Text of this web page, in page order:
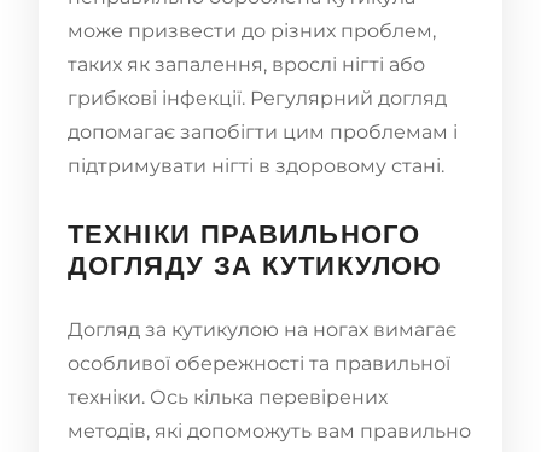
може призвести до різних проблем,
таких як запалення, врослі нігті або
грибкові інфекції. Регулярний догляд
допомагає запобігти цим проблемам і
підтримувати нігті в здоровому стані.
ТЕХНІКИ ПРАВИЛЬНОГО
ДОГЛЯДУ ЗА КУТИКУЛОЮ
Догляд за кутикулою на ногах вимагає
особливої ​​обережності та правильної
техніки. Ось кілька перевірених
методів, які допоможуть вам правильно